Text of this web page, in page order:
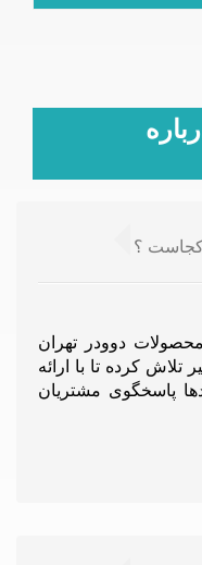
کجاست ؟
دوودر تهران
اما مجموعه 24تعمیر تلاش کرده تا با ارائه
پاسخگوی مشتریان